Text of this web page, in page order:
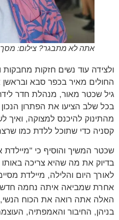
אתה לא מתבגר? צילום: מסך
עוד נשים חזקות מחבקות
מאיר בכפר סבא ובראשן
שכטר מאור, מנהלת חדר לידה.
שלב הציעו את הפתרון הנכון לה
להיכנס למצוקה, ואיך
כדי שתוכל ללדת כמו שרצתה".
המשיך והוסיף כי "מיילדת
את מה שהיא צריכה באותו
היום והלילה, מיילדת
שמביאה איתה נחמה חדשה
אתה רואה את הכוח הנשי,
החיבור והאמפתיה, העוצמה